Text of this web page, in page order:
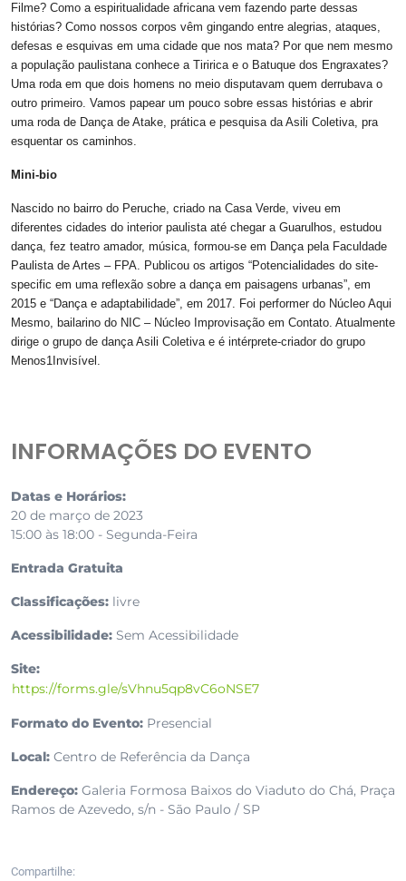
Filme? Como a espiritualidade africana vem fazendo parte dessas
histórias? Como nossos corpos vêm gingando entre alegrias, ataques,
defesas e esquivas em uma cidade que nos mata? Por que nem mesmo
a população paulistana conhece a Tiririca e o Batuque dos Engraxates?
Uma roda em que dois homens no meio disputavam quem derrubava o
outro primeiro. Vamos papear um pouco sobre essas histórias e abrir
uma roda de Dança de Atake, prática e pesquisa da Asili Coletiva, pra
esquentar os caminhos.
Mini-bio
Nascido no bairro do Peruche, criado na Casa Verde, viveu em
diferentes cidades do interior paulista até chegar a Guarulhos, estudou
dança, fez teatro amador, música, formou-se em Dança pela Faculdade
Paulista de Artes – FPA. Publicou os artigos “Potencialidades do site-
specific em uma reflexão sobre a dança em paisagens urbanas”, em
2015 e “Dança e adaptabilidade”, em 2017. Foi performer do Núcleo Aqui
Mesmo, bailarino do NIC – Núcleo Improvisação em Contato. Atualmente
dirige o grupo de dança Asili Coletiva e é intérprete-criador do grupo
Menos1Invisível.
INFORMAÇÕES DO EVENTO
Datas e Horários:
20 de março de 2023
15:00 às 18:00 - Segunda-Feira
Entrada Gratuita
Classificações: livre
Acessibilidade: Sem Acessibilidade
Site:
https://forms.gle/sVhnu5qp8vC6oNSE7
Formato do Evento: Presencial
Local: Centro de Referência da Dança
Endereço: Galeria Formosa Baixos do Viaduto do Chá, Praça
Ramos de Azevedo, s/n - São Paulo / SP
Compartilhe: